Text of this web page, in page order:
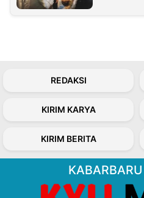
REDAKSI
KIRIM KARYA
KIRIM BERITA